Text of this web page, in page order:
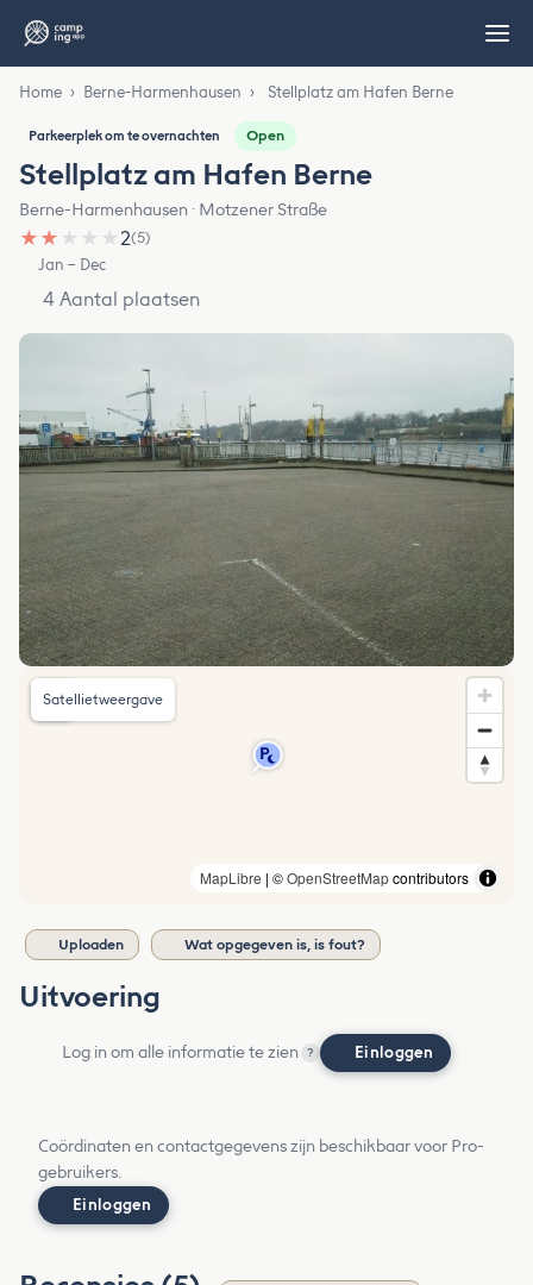
Home › Berne-Harmenhausen › Stellplatz am Hafen Berne
Parkeerplek om te overnachten Open
Stellplatz am Hafen Berne
Berne-Harmenhausen · Motzener Straße
★ ★ ★ ★ ★2(5)
Jan – Dec
4 Aantal plaatsen
MapLibre | ©OpenStreetMapcontributors
Satellietweergave
Uploaden Wat opgegeven is, is fout?
Uitvoering
Log in om alle informatie te zien ? Einloggen
Coördinaten en contactgegevens zijn beschikbaar voor Pro-
gebruikers.
Einloggen